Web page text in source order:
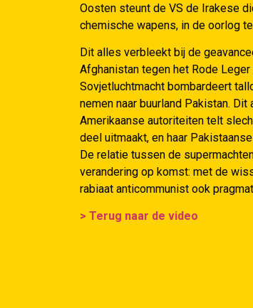
Oosten steunt de VS de Irakese
chemische wapens, in de oorlog
Dit alles verbleekt bij de
Afghanistan tegen het Rode
Sovjetluchtmacht bombardeert
nemen naar buurland Pakistan.
Amerikaanse autoriteiten telt
deel uitmaakt, en haar
De relatie tussen de
verandering op komst: met de
rabiaat anticommunist ook
> Terug naar de video